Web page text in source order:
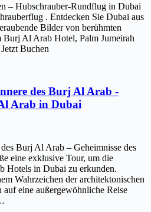
– Hubschrauber-Rundflug in Dubai
. Entdecken Sie Dubai aus
Bilder von berühmten
Burj Al Arab Hotel, Palm Jumeirah
Buchen
des Burj Al Arab -
Arab in Dubai
Burj Al Arab – Geheimnisse des
eine exklusive Tour, um die
Hotels in Dubai zu erkunden.
Wahrzeichen der architektonischen
eine außergewöhnliche Reise